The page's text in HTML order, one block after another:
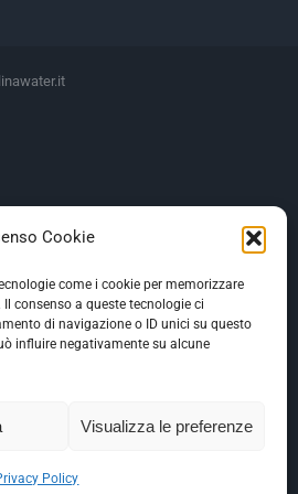
Cookie
come i cookie per memorizzare
consenso a queste tecnologie ci
di navigazione o ID unici su questo
influire negativamente su alcune
Visualizza le preferenze
Policy